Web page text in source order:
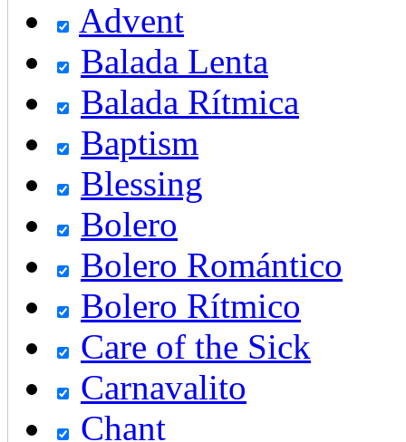
Advent
Balada Lenta
Balada Rítmica
Baptism
Blessing
Bolero
Bolero Romántico
Bolero Rítmico
Care of the Sick
Carnavalito
Chant